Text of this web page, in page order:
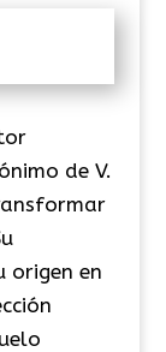
de V.
origen en